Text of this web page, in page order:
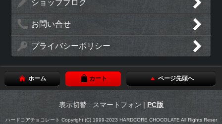
ショップブログ
お問い合せ
プライバシーポリシー
ホーム カート ページ先頭へ
表示切替 : スマートフォン | PC版
ハードコアチョコレート Copyright (C) 1999-2023 HARDCORE CHOCOLATE All Rights Reser